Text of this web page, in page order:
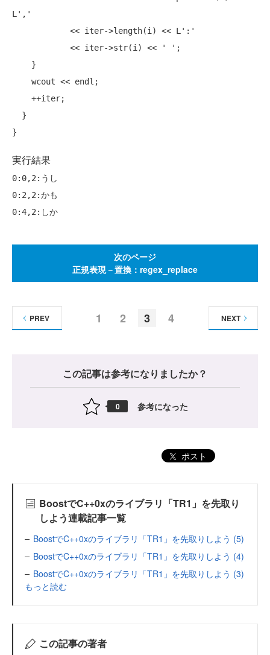
L','
実行結果
0:0,2:うし
0:2,2:かも
次のページ
正規表現－置換：regex_replace
1 2 3 4
PREV NEXT
この記事は参考になりましたか？
0 参考になった
ポスト
BoostでC++0xのライブラリ「TR1」を先取り
しよう連載記事一覧
BoostでC++0xのライブラリ「TR1」を先取りしよう (5)
BoostでC++0xのライブラリ「TR1」を先取りしよう (4)
BoostでC++0xのライブラリ「TR1」を先取りしよう (3)
もっと読む
この記事の著者